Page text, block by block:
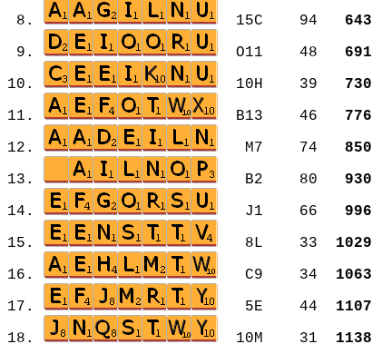
8.
15C 94 643
9.
O11 48 691
10.
10H 39 730
11.
B13 46 776
12.
M7 74 850
13.
B2 80 930
14.
J1 66 996
15.
8L 33 1029
16.
C9 34 1063
17.
5E 44 1107
18.
10M 31 1138